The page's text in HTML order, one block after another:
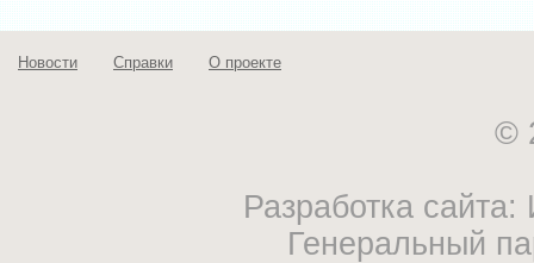
Новости Справки О проекте
©
Разработка
Генеральный